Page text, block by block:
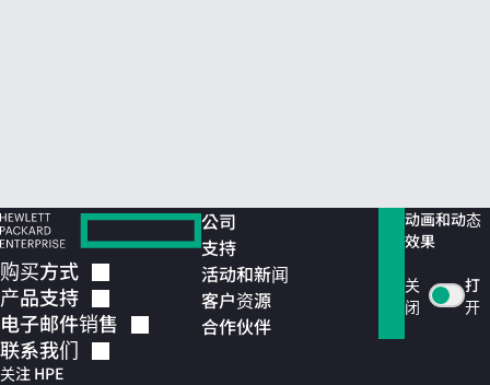
购买方式
产品支持
电子邮件销售
联系我们
关注 HPE
公司
支持
活动和新闻
客户资源
合作伙伴
动画和动态
效果
关
闭
打
开